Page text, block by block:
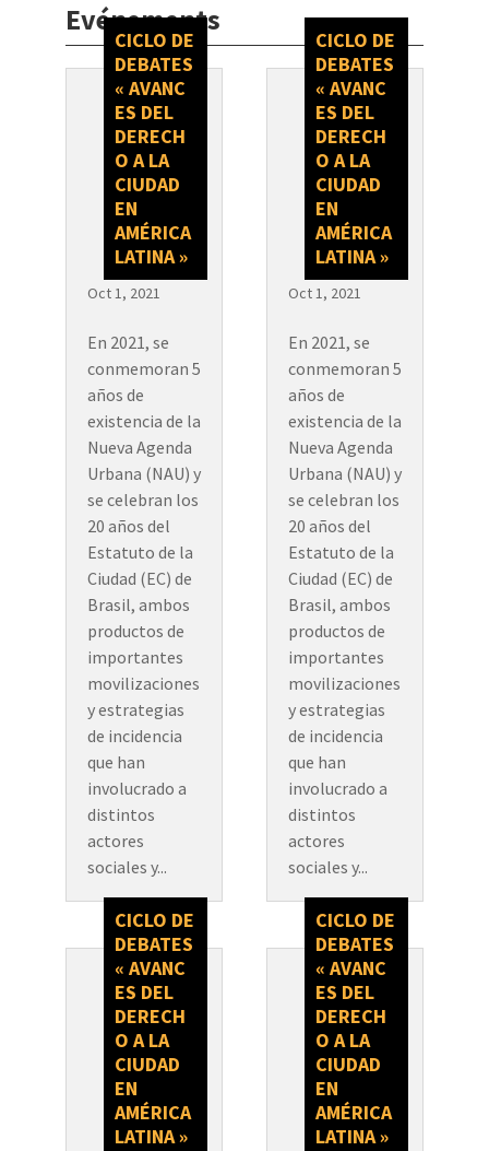
Evénements
CICLO DE
DEBATES
« AVANC
ES DEL
DERECH
O A LA
CIUDAD
EN
AMÉRICA
LATINA »
Oct 1, 2021
En 2021, se
conmemoran 5
años de
existencia de la
Nueva Agenda
Urbana (NAU) y
se celebran los
20 años del
Estatuto de la
Ciudad (EC) de
Brasil, ambos
productos de
importantes
movilizaciones
y estrategias
de incidencia
que han
involucrado a
distintos
actores
sociales y...
CICLO DE
DEBATES
« AVANC
ES DEL
DERECH
O A LA
CIUDAD
EN
AMÉRICA
LATINA »
Oct 1, 2021
En 2021, se
conmemoran 5
años de
existencia de la
Nueva Agenda
Urbana (NAU) y
se celebran los
20 años del
Estatuto de la
Ciudad (EC) de
Brasil, ambos
productos de
importantes
movilizaciones
y estrategias
de incidencia
que han
involucrado a
distintos
actores
sociales y...
CICLO DE
DEBATES
« AVANC
ES DEL
DERECH
O A LA
CIUDAD
EN
AMÉRICA
LATINA »
CICLO DE
DEBATES
« AVANC
ES DEL
DERECH
O A LA
CIUDAD
EN
AMÉRICA
LATINA »